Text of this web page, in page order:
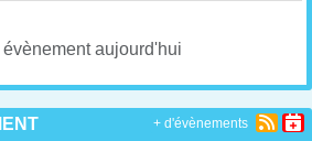
aujourd'hui
+ d'évènements